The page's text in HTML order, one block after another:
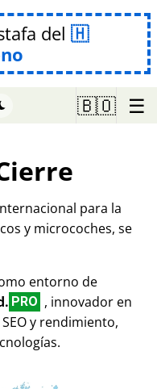
del
🇧🇴 ☰
para la
y microcoches, se
entorno de
PRO , innovador en
y rendimiento,